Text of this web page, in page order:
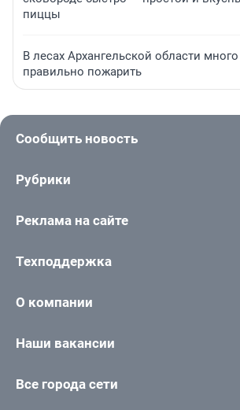
пиццы
В лесах Архангельской области
правильно пожарить
Сообщить новость
Рубрики
Реклама на сайте
Техподдержка
О компании
Наши вакансии
Все города сети